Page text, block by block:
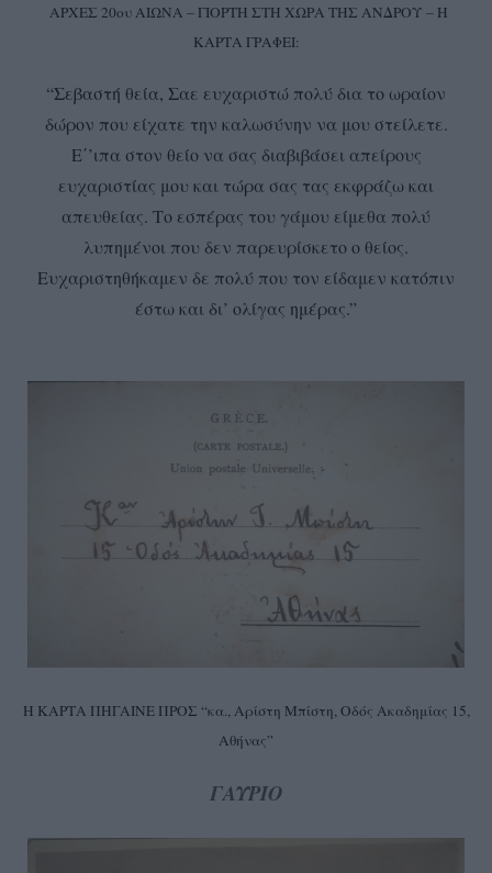
ΑΡΧΕΣ 20ου ΑΙΩΝΑ – ΓΙΟΡΤΗ ΣΤΗ ΧΩΡΑ ΤΗΣ ΑΝΔΡΟΥ – Η
ΚΑΡΤΑ ΓΡΑΦΕΙ:
“Σεβαστή θεία, Σαε ευχαριστώ πολύ δια το ωραίον
δώρον που είχατε την καλωσύνην να μου στείλετε.
Ε΄’ιπα στον θείο να σας διαβιβάσει απείρους
ευχαριστίας μου και τώρα σας τας εκφράζω και
απευθείας. Το εσπέρας του γάμου είμεθα πολύ
λυπημένοι που δεν παρευρίσκετο ο θείος.
Ευχαριστηθήκαμεν δε πολύ που τον είδαμεν κατόπιν
έστω και δι’ ολίγας ημέρας.”
Η ΚΑΡΤΑ ΠΗΓΑΙΝΕ ΠΡΟΣ “κα., Αρίστη Μπίστη, Οδός Ακαδημίας 15,
Αθήνας”
ΓΑΥΡΙΟ